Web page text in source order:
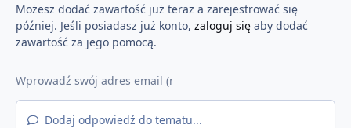
Możesz dodać zawartość już teraz a zarejestrować się
później. Jeśli posiadasz już konto, zaloguj sięaby dodać
zawartość za jego pomocą.
Dodaj odpowiedź do tematu...